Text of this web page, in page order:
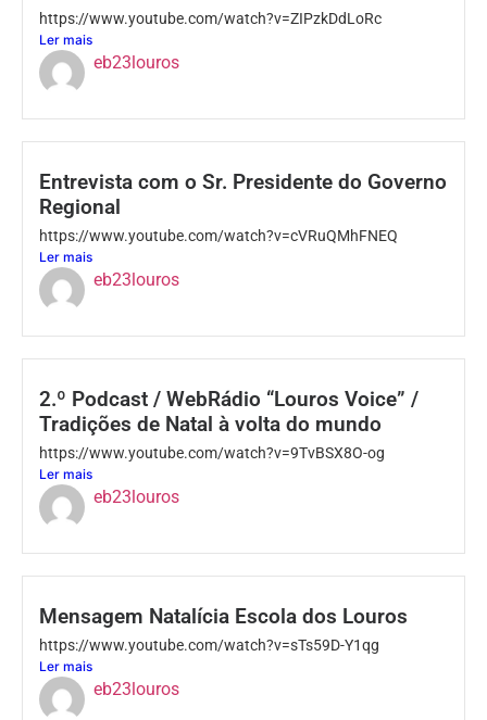
https://www.youtube.com/watch?v=ZIPzkDdLoRc
Ler mais
eb23louros
Entrevista com o Sr. Presidente do Governo
Regional
https://www.youtube.com/watch?v=cVRuQMhFNEQ
Ler mais
eb23louros
2.º Podcast / WebRádio “Louros Voice” /
Tradições de Natal à volta do mundo
https://www.youtube.com/watch?v=9TvBSX8O-og
Ler mais
eb23louros
Mensagem Natalícia Escola dos Louros
https://www.youtube.com/watch?v=sTs59D-Y1qg
Ler mais
eb23louros